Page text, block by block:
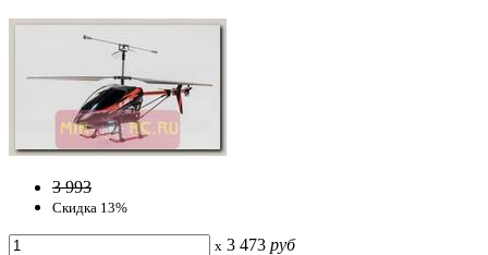
3 993
Скидка 13%
x 3 473 руб